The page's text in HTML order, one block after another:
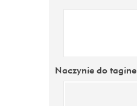
Naczynie do tagine